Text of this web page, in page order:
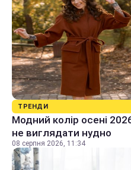
ТРЕНДИ
Модний колір осені
не виглядати нудно
08 серпня 2026, 11:34